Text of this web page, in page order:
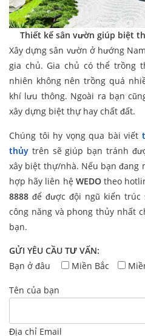
Thiết kế sân vườn giúp biệt
Xây dựng sân vườn ở hướng
gia chủ. Gia chủ có thể trồng
nhiên không nên trồng quá
khí lưu thông. Ngoài ra bạn
xây dựng biệt thự hay chất đất.
Chúng tôi hy vọng qua bài viết
thủy trên sẽ giúp bạn tránh
xây biệt thự/nhà. Nếu bạn đang
hợp hãy liên hệ WEDOtheo
8888 để được đội ngũ kiến
công năng và phong thủy nhất
bạn.
GỬI YÊU CẦU TƯ VẤN:
Bạn ở đâu
Miền Bắc
Tên của bạn
Địa chỉ Email